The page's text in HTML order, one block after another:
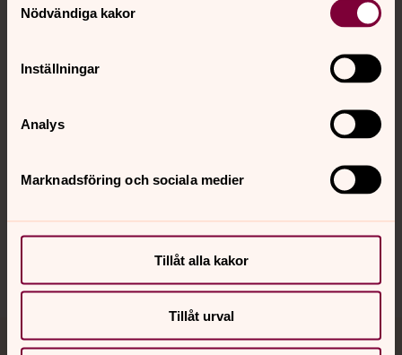
Nödvändiga kakor
Inställningar
Analys
Marknadsföring och sociala medier
Tillåt alla kakor
Tillåt urval
Kontakt
Kalender
Sociala kanaler